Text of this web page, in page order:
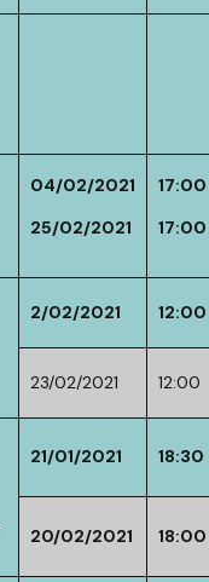
04/02/2021
25/02/2021
17:00
17:00
2/02/2021 12:00
23/02/2021 12:00
21/01/2021 18:30
20/02/2021 18:00